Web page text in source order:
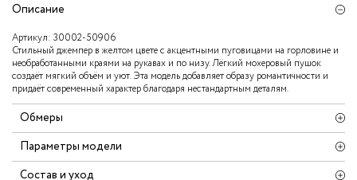
Описание
Артикул: 30002-50906
Стильный джемпер в желтом цвете с акцентными пуговицами на горловине и
необработанными краями на рукавах и по низу. Лёгкий мохеровый пушок
создаёт мягкий объём и уют. Эта модель добавляет образу романтичности и
придаёт современный характер благодаря нестандартным деталям.
Обмеры
Параметры модели
Состав и уход